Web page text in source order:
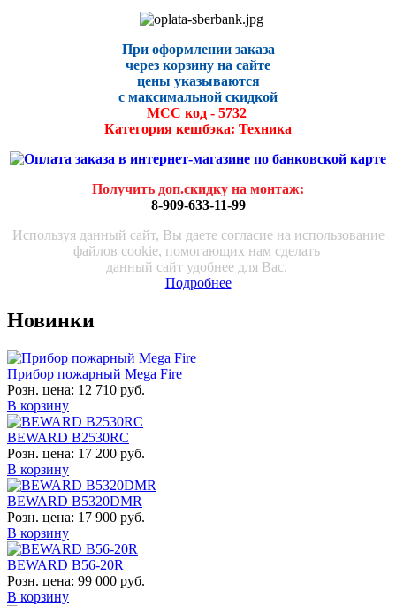
При оформлении заказа
через корзину на сайте
цены указываются
с максимальной скидкой
МСС код - 5732
Категория кешбэка: Техника
Получить доп.скидку на монтаж:
8-909-633-11-99
Используя данный сайт, Вы даете согласие на использование
файлов cookie, помогающих нам сделать
данный сайт удобнее для Вас.
Подробнее
Новинки
Прибор пожарный Mega Fire
Розн. цена: 12 710 руб.
В корзину
BEWARD B2530RC
Розн. цена: 17 200 руб.
В корзину
BEWARD B5320DMR
Розн. цена: 17 900 руб.
В корзину
BEWARD B56-20R
Розн. цена: 99 000 руб.
В корзину